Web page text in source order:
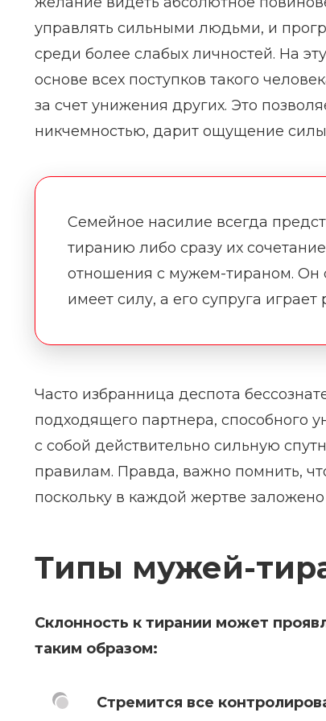
управлять сильными людьми, и
среди более слабых личностей. На
основе всех поступков такого
за счет унижения других. Это
никчемностью, дарит ощущение
Семейное насилие всегда
тиранию либо сразу их
отношения с мужем-тираном. Он
имеет силу, а его супруга
Часто избранница деспота
подходящего партнера, способного
с собой действительно сильную
правилам. Правда, важно помнить,
поскольку в каждой жертве
Типы мужей-
Склонность к тирании может
таким образом:
Стремится все